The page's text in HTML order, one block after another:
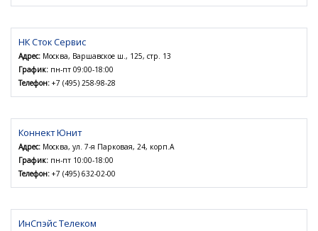
НК Сток Сервис
Адрес: Москва, Варшавское ш., 125, стр. 13
График: пн-пт 09:00-18:00
Телефон: +7 (495) 258-98-28
Коннект Юнит
Адрес: Москва, ул. 7-я Парковая, 24, корп.А
График: пн-пт 10:00-18:00
Телефон: +7 (495) 632-02-00
ИнСпэйс Телеком